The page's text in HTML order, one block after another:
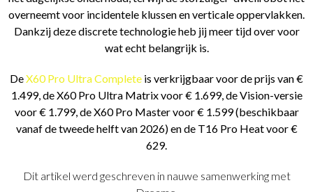
overneemt voor incidentele klussen en verticale oppervlakken.
Dankzij deze discrete technologie heb jij meer tijd over voor
wat echt belangrijk is.
DeX60 Pro Ultra Complete is verkrijgbaar voor de prijs van €
1.499, de X60 Pro Ultra Matrix voor € 1.699, de Vision-versie
voor € 1.799, de X60 Pro Master voor € 1.599 (beschikbaar
vanaf de tweede helft van 2026) en de T16 Pro Heat voor €
629.
Dit artikel werd geschreven in nauwe samenwerking met